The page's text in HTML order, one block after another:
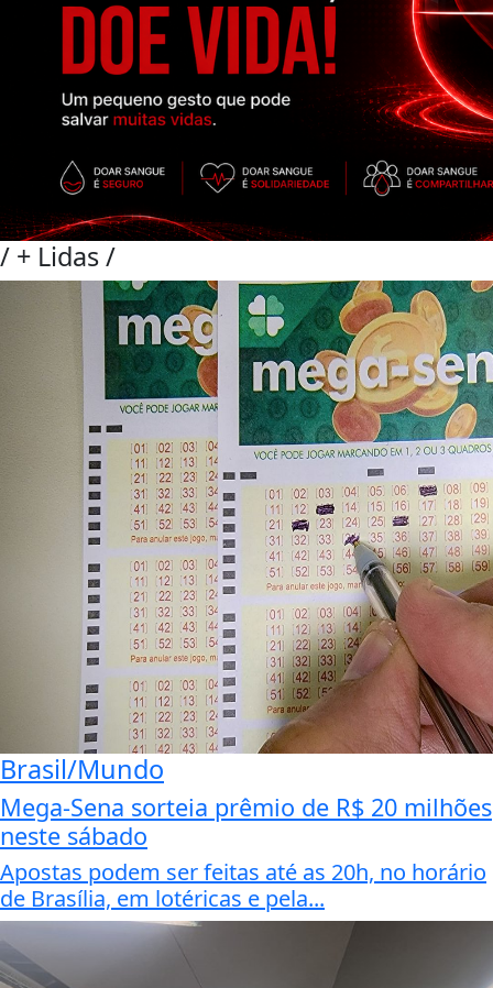
/ + Lidas/
Brasil/Mundo
Mega-Sena sorteia prêmio de R$ 20 milhões
neste sábado
Apostas podem ser feitas até as 20h, no horário
de Brasília, em lotéricas e pela...